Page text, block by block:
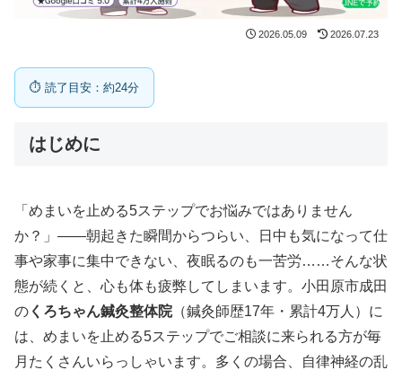
2026.05.09 2026.07.23
⏱ 読了目安：約24分
はじめに
「めまいを止める5ステップでお悩みではありません
か？」——朝起きた瞬間からつらい、日中も気になって仕
事や家事に集中できない、夜眠るのも一苦労……そんな状
態が続くと、心も体も疲弊してしまいます。小田原市成田
の くろちゃん鍼灸整体院（鍼灸師歴17年・累計4万人）に
は、めまいを止める5ステップでご相談に来られる方が毎
月たくさんいらっしゃいます。多くの場合、自律神経の乱